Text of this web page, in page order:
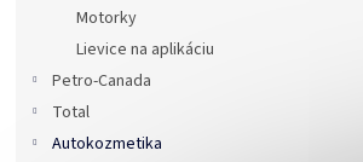
Motorky
Lievice na aplikáciu
Petro-Canada
Total
Autokozmetika